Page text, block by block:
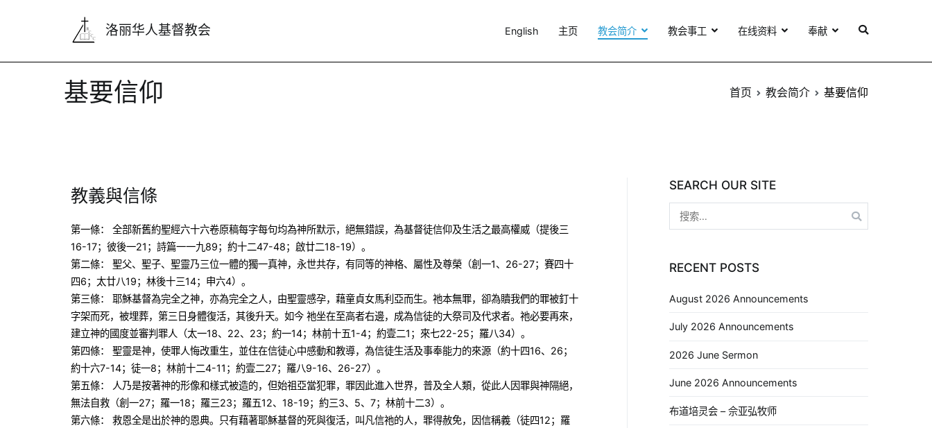
洛丽华人基督教会 English 主页 教会简介 教会事工 在线资料 奉献
基要信仰 首页 教会简介 基要信仰
教義與信條
第一條： 全部新舊約聖經六十六卷原稿每字每句均為神所默示，絕無錯誤，為基督徒信仰及生活之最高權威（提後三
16-17；彼後一21；詩篇一一九89；約十二47-48；啟廿二18-19）。
第二條： 聖父、聖子、聖靈乃三位一體的獨一真神，永世共存，有同等的神格、屬性及尊榮（創一1、26-27；賽四十
四6；太廿八19；林後十三14；申六4）。
第三條： 耶穌基督為完全之神，亦為完全之人，由聖靈感孕，藉童貞女馬利亞而生。祂本無罪，卻為贖我們的罪被釘十
字架而死，被埋葬，第三日身體復活，其後升天。如今 祂坐在至高者右邊，成為信徒的大祭司及代求者。祂必要再來，
建立神的國度並審判罪人（太一18、22、23；約一14；林前十五1-4；約壹二1；來七22-25；羅八34）。
第四條： 聖靈是神，使罪人悔改重生，並住在信徒心中感動和教導，為信徒生活及事奉能力的來源（約十四16、26；
約十六7-14；徒一8；林前十二4-11；約壹二27；羅八9-16、26-27）。
第五條： 人乃是按著神的形像和樣式被造的，但始祖亞當犯罪，罪因此進入世界，普及全人類，從此人因罪與神隔絕，
無法自救（創一27；羅一18；羅三23；羅五12、18-19；約三3、5、7；林前十二3）。
第六條： 救恩全是出於神的恩典。只有藉著耶穌基督的死與復活，叫凡信祂的人，罪得赦免，因信稱義（徒四12；羅
SEARCH OUR SITE
RECENT POSTS
August 2026 Announcements
July 2026 Announcements
2026 June Sermon
June 2026 Announcements
布道培灵会 – 佘亚弘牧师